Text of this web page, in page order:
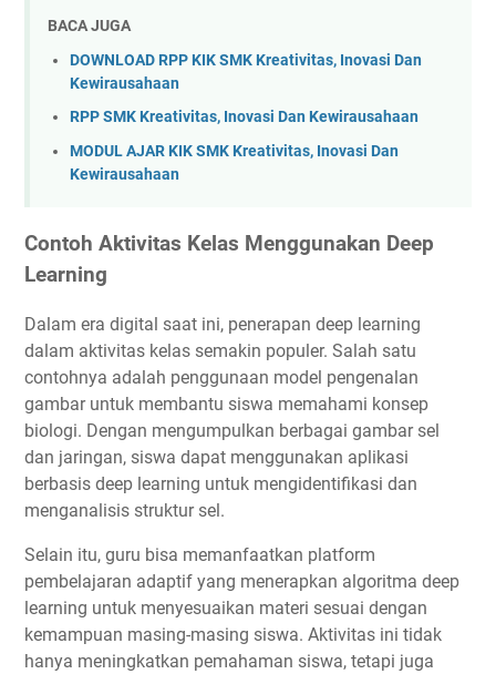
BACA JUGA
DOWNLOAD RPP KIK SMK Kreativitas, Inovasi Dan
Kewirausahaan
RPP SMK Kreativitas, Inovasi Dan Kewirausahaan
MODUL AJAR KIK SMK Kreativitas, Inovasi Dan
Kewirausahaan
Contoh Aktivitas Kelas Menggunakan Deep
Learning
Dalam era digital saat ini, penerapan deep learning
dalam aktivitas kelas semakin populer. Salah satu
contohnya adalah penggunaan model pengenalan
gambar untuk membantu siswa memahami konsep
biologi. Dengan mengumpulkan berbagai gambar sel
dan jaringan, siswa dapat menggunakan aplikasi
berbasis deep learning untuk mengidentifikasi dan
menganalisis struktur sel.
Selain itu, guru bisa memanfaatkan platform
pembelajaran adaptif yang menerapkan algoritma deep
learning untuk menyesuaikan materi sesuai dengan
kemampuan masing-masing siswa. Aktivitas ini tidak
hanya meningkatkan pemahaman siswa, tetapi juga